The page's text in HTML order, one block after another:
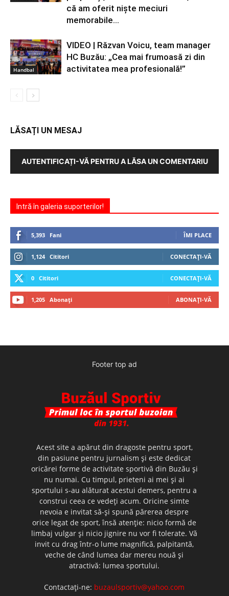
că am oferit niște meciuri
memorabile...
Handbal
VIDEO | Răzvan Voicu, team manager
HC Buzău: „Cea mai frumoasă zi din
activitatea mea profesională!”
LĂSAȚI UN MESAJ
AUTENTIFICAȚI-VĂ PENTRU A LĂSA UN COMENTARIU
Intră în galeria suporterilor!
5,393 Fani ÎMI PLACE
1,124 Cititori CONECTAȚI-VĂ
0 Cititori CONECTAȚI-VĂ
1,205 Abonați ABONAȚI-VĂ
Footer top ad
Acest site a apărut din dragoste pentru sport,
din pasiune pentru jurnalism şi este dedicat
oricărei forme de activitate sportivă din Buzău şi
nu numai. Cu timpul, prieteni ai mei şi ai
sportului s-au alăturat acestui demers, pentru a
construi ceea ce vedeţi acum. Oricine simte
nevoia e invitat să-şi spună părerea despre
orice legat de sport, însă atenţie: nicio formă de
limbaj vulgar şi nicio jignire nu vor fi tolerate. Vă
invit cu drag într-o lume magnifică, palpitantă,
veche de când lumea dar mereu nouă şi
atractivă: lumea sportului.
Contactați-ne: buzaulsportiv@yahoo.com